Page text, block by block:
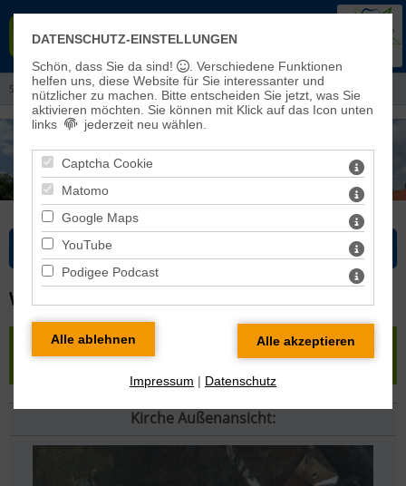
EISLEBEN-SÖMMERDA
Sie sind hier: Kirchenkreis > Pfarrbereiche und Kirchengemeinden
Bitte wählen Sie...
WELBSLEBEN
« zurück|Karte| Pfarrbereich Welbsleben»
Kirche Außenansicht:
DATENSCHUTZ-EINSTELLUNGEN
Schön, dass Sie da sind!
. Verschiedene Funktionen
helfen uns, diese Website für Sie interessanter und
nützlicher zu machen.
Bitte entscheiden Sie jetzt, was Sie
aktivieren möchten. Sie können mit Klick auf das Icon unten
links
jederzeit neu wählen.
Captcha Cookie
Matomo
Google Maps
YouTube
Podigee Podcast
Impressum | Datenschutz